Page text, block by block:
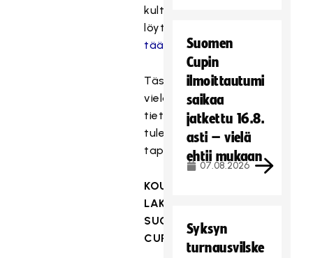
kultuurieduista
löytyy
täältä.
Tässä
vielä
tietoja
tulevista
tapahtumista:
KOUVOLAN
LAKRITSI
SUOMEN
CUP
Suomen
Cupin
ilmoittautumi
saikaa
jatkettu 16.8.
asti – vielä
ehtii mukaan
07.08.2026
Syksyn
turnausvilske